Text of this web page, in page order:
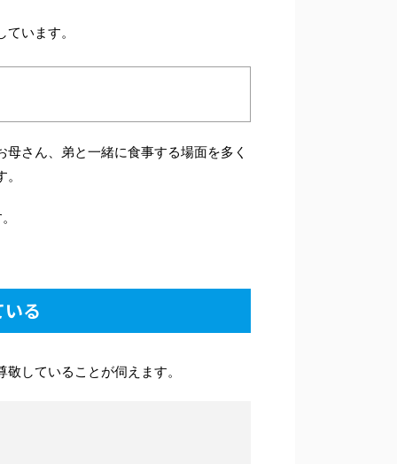
います。
さん、弟と一緒に食事する場面を多く
る
していることが伺えます。